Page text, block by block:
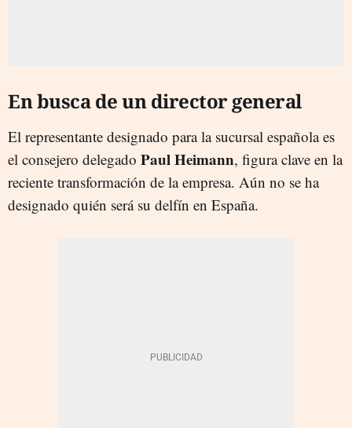
En busca de un director general
El representante designado para la sucursal española es
el consejero delegado Paul Heimann, figura clave en la
reciente transformación de la empresa. Aún no se ha
designado quién será su delfín en España.